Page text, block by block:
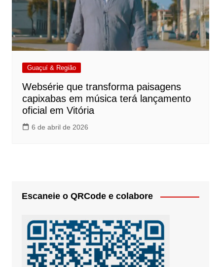
Guaçuí & Região
Websérie que transforma paisagens
capixabas em música terá lançamento
oficial em Vitória
6 de abril de 2026
Escaneie o QRCode e colabore